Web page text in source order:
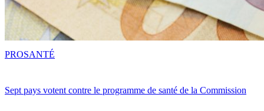
Sept pays votent contre le programme de santé de la Commission
PROSANTÉ